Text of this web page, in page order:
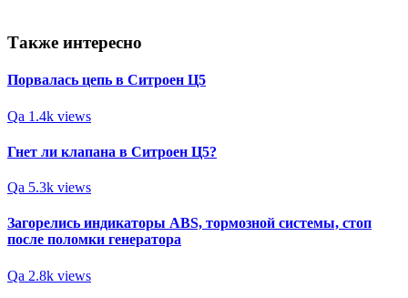
Также интересно
Порвалась цепь в Ситроен Ц5
Qa 1.4k views
Гнет ли клапана в Ситроен Ц5?
Qa 5.3k views
Загорелись индикаторы ABS, тормозной системы, стоп
после поломки генератора
Qa 2.8k views